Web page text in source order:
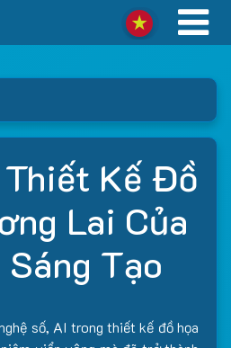
Thiết Kế Đồ
Lai Của
Sáng Tạo
số, AI trong thiết kế đồ họa